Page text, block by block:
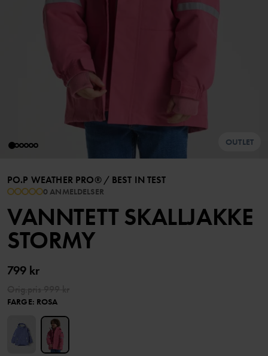
OUTLET
PO.P WEATHER PRO® / BEST IN TEST
0 ANMELDELSER
VANNTETT SKALLJAKKE
STORMY
799 kr
FARGE: ROSA